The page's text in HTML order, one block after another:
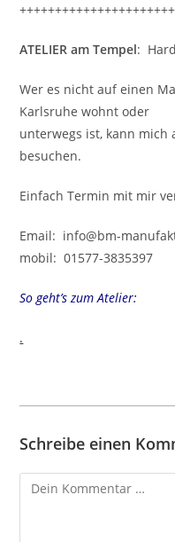
ATELIER am Tempel:
Wer es nicht auf einen
Karlsruhe wohnt oder
unterwegs ist, kann
besuchen.
Einfach Termin mit mir
Email: info@bm-
mobil: 01577-3835397
So geht’s zum Atelier:
.
Schreibe einen
Kommentar